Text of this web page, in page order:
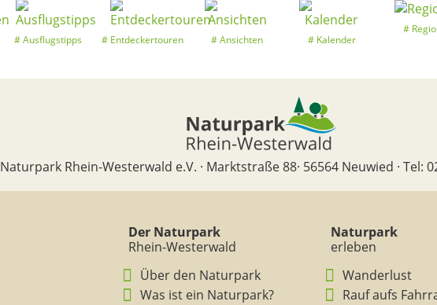
Ausflugstipps Entdeckertouren Ansichten Kalender
Naturpark Rhein-Westerwald e.V. · Marktstraße 88· 56564 Neuwied · Tel:
Der Naturpark
Rhein-Westerwald
Über den Naturpark
Was ist ein Naturpark?
Naturpark
erleben
Wanderlust
Rauf aufs